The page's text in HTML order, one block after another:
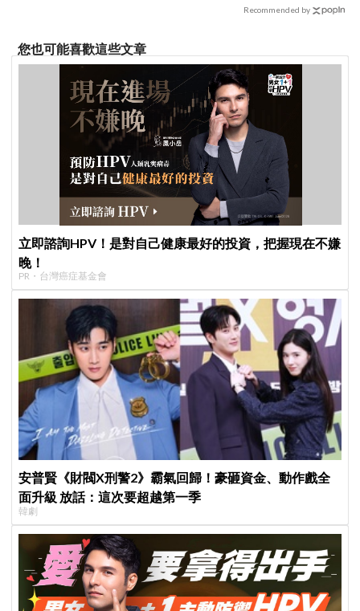
Recommended by
您也可能喜歡這些文章
立即諮詢HPV！是對自己健康最好的投資，把握現在不嫌
晚！
PR・台灣癌症基金會
安普賢《財閥X刑警2》霸氣回歸！豪砸資金、動作戲全
面升級 放話：這次要超越第一季
韓劇